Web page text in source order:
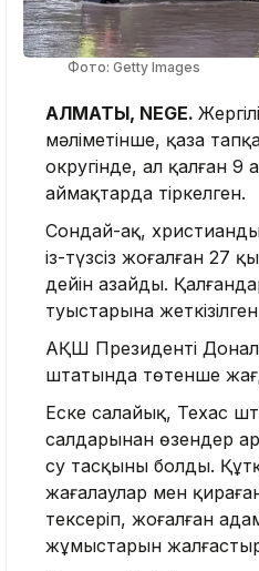
Фото: Getty Images
АЛМАТЫ, NEGE.
мәліметінше, қаза
округінде, ал қалған
аймақтарда тіркелген.
Сондай-ақ,
із-түзсіз жоғалған 27
дейін азайды.
туыстарына
АҚШ Президенті
штатында төтенше
Еске салайық, Техас
салдарынан өзендер
су тасқыны болды.
жағалаулар мен
тексеріп, жоғалған
жұмыстарын